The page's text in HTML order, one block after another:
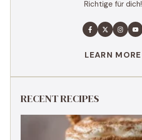
Richtige für dich!
LEARN MORE
RECENT RECIPES